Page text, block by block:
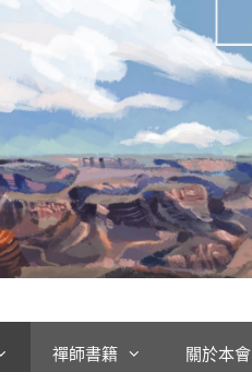
禪師書籍 關於本會